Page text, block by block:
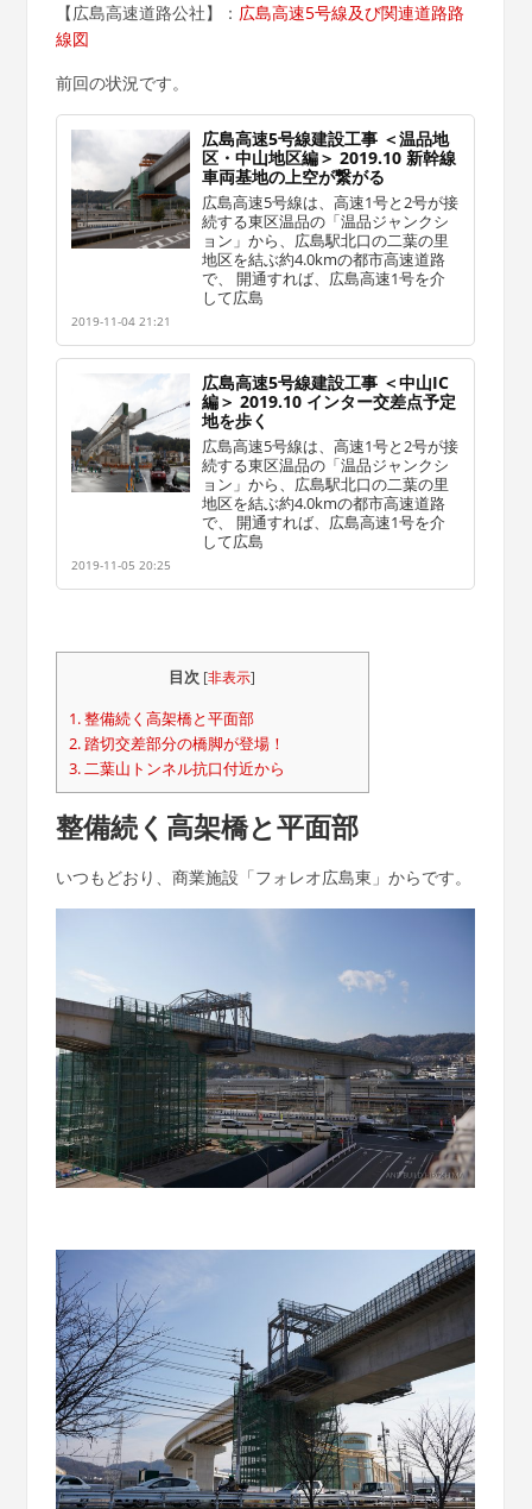
【広島高速道路公社】： 広島高速5号線及び関連道路路
線図
前回の状況です。
広島高速5号線建設工事 ＜温品地
区・中山地区編＞ 2019.10 新幹線
車両基地の上空が繋がる
広島高速5号線は、高速1号と2号が接
続する東区温品の「温品ジャンクシ
ョン」から、広島駅北口の二葉の里
地区を結ぶ約4.0kmの都市高速道路
で、 開通すれば、広島高速1号を介
して広島
2019-11-04 21:21
広島高速5号線建設工事 ＜中山IC
編＞ 2019.10 インター交差点予定
地を歩く
広島高速5号線は、高速1号と2号が接
続する東区温品の「温品ジャンクシ
ョン」から、広島駅北口の二葉の里
地区を結ぶ約4.0kmの都市高速道路
で、 開通すれば、広島高速1号を介
して広島
2019-11-05 20:25
目次 [非表示]
1.整備続く高架橋と平面部
2.踏切交差部分の橋脚が登場！
3.二葉山トンネル抗口付近から
整備続く高架橋と平面部
いつもどおり、商業施設「フォレオ広島東」からです。